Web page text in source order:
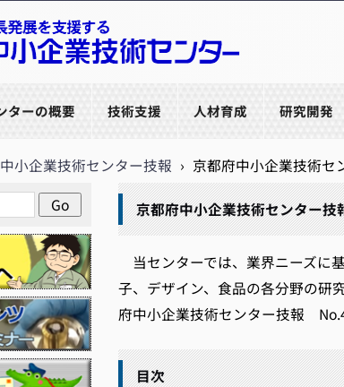
ターの概要 技術支援 人材育成 研究開発
小企業技術センター技報 › 京都府中小企業技術
京都府中小企業技術センター
当センターでは、業界ニーズに
子、デザイン、食品の各分野の研
府中小企業技術センター技報
目次